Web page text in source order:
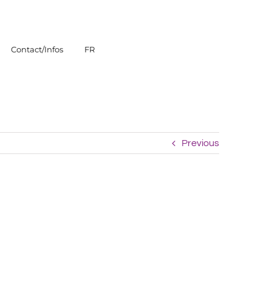
Contact/Infos FR
Previous